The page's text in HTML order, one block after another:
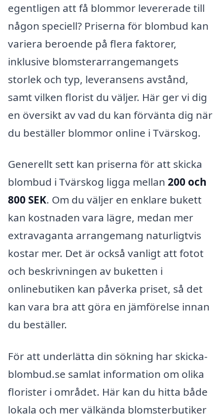
egentligen att få blommor levererade till
någon speciell? Priserna för blombud kan
variera beroende på flera faktorer,
inklusive blomsterarrangemangets
storlek och typ, leveransens avstånd,
samt vilken florist du väljer. Här ger vi dig
en översikt av vad du kan förvänta dig när
du beställer blommor online i Tvärskog.
Generellt sett kan priserna för att skicka
blombud i Tvärskog ligga mellan 200 och
800 SEK. Om du väljer en enklare bukett
kan kostnaden vara lägre, medan mer
extravaganta arrangemang naturligtvis
kostar mer. Det är också vanligt att fotot
och beskrivningen av buketten i
onlinebutiken kan påverka priset, så det
kan vara bra att göra en jämförelse innan
du beställer.
För att underlätta din sökning har skicka-
blombud.se samlat information om olika
florister i området. Här kan du hitta både
lokala och mer välkända blomsterbutiker